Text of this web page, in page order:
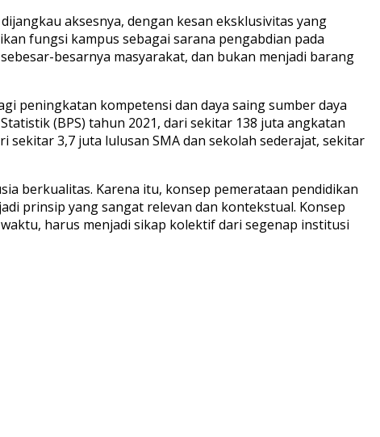
aksesnya, dengan kesan eksklusivitas yang
fungsi kampus sebagai sarana pengabdian pada
besarnya masyarakat, dan bukan menjadi barang
peningkatan kompetensi dan daya saing sumber daya
(BPS) tahun 2021, dari sekitar 138 juta angkatan
3,7 juta lulusan SMA dan sekolah sederajat, sekitar
berkualitas. Karena itu, konsep pemerataan pendidikan
prinsip yang sangat relevan dan kontekstual. Konsep
harus menjadi sikap kolektif dari segenap institusi